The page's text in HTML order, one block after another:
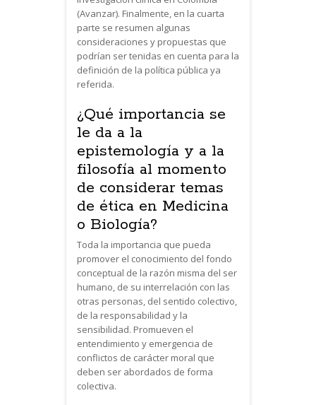
(Avanzar). Finalmente, en la cuarta
parte se resumen algunas
consideraciones y propuestas que
podrían ser tenidas en cuenta para la
definición de la política pública ya
referida.
¿Qué importancia se
le da a la
epistemología y a la
filosofía al momento
de considerar temas
de ética en Medicina
o Biología?
Toda la importancia que pueda
promover el conocimiento del fondo
conceptual de la razón misma del ser
humano, de su interrelación con las
otras personas, del sentido colectivo,
de la responsabilidad y la
sensibilidad. Promueven el
entendimiento y emergencia de
conflictos de carácter moral que
deben ser abordados de forma
colectiva.